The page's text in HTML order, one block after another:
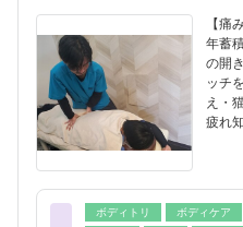
【痛
年蓄
の開
ッチ
え・
疲れ
ボディトリ ボディケア